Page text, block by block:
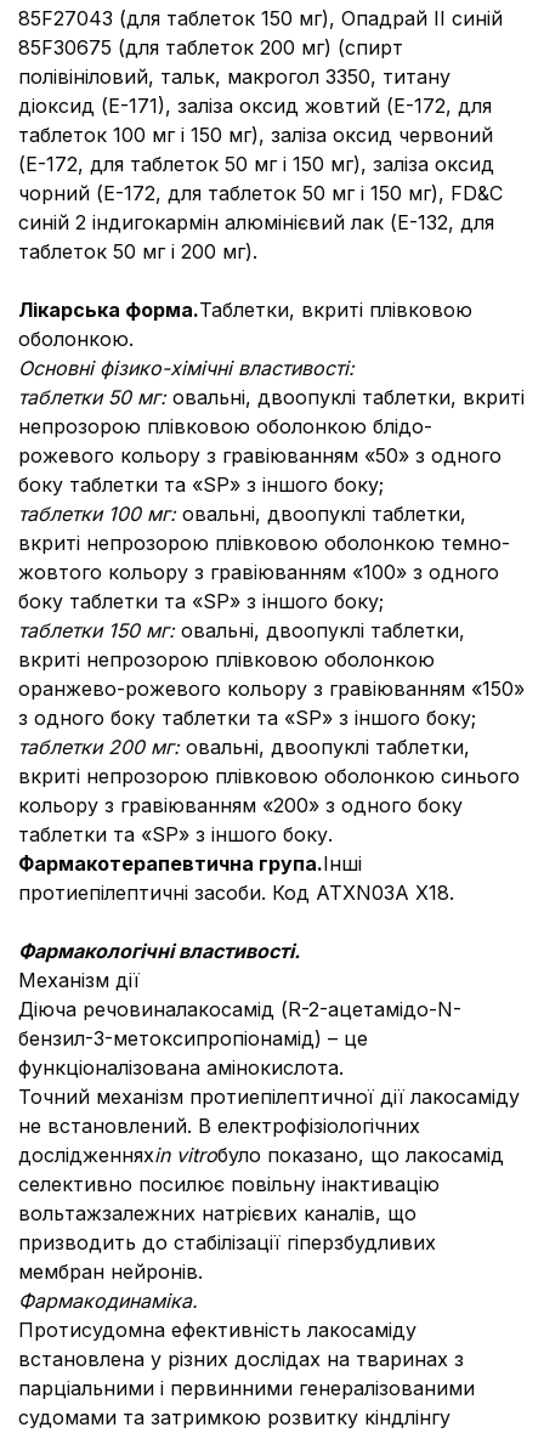
85F27043 (для таблеток 150 мг), Опадрай II синій
85F30675 (для таблеток 200 мг) (спирт
полівініловий, тальк, макрогол 3350, титану
діоксид (Е-171), заліза оксид жовтий (Е-172, для
таблеток 100 мг і 150 мг), заліза оксид червоний
(Е-172, для таблеток 50 мг і 150 мг), заліза оксид
чорний (Е-172, для таблеток 50 мг і 150 мг), FD&C
синій 2 індигокармін алюмінієвий лак (Е-132, для
таблеток 50 мг і 200 мг).
Лікарська форма.Таблетки, вкриті плівковою
оболонкою.
Основні фізико-хімічні властивості:
таблетки 50 мг:овальні, двоопуклі таблетки, вкриті
непрозорою плівковою оболонкою блідо-
рожевого кольору з гравіюванням «50» з одного
боку таблетки та «SP» з іншого боку;
таблетки 100 мг:овальні, двоопуклі таблетки,
вкриті непрозорою плівковою оболонкою темно-
жовтого кольору з гравіюванням «100» з одного
боку таблетки та «SP» з іншого боку;
таблетки 150 мг:овальні, двоопуклі таблетки,
вкриті непрозорою плівковою оболонкою
оранжево-рожевого кольору з гравіюванням «150»
з одного боку таблетки та «SP» з іншого боку;
таблетки 200 мг:овальні, двоопуклі таблетки,
вкриті непрозорою плівковою оболонкою синього
кольору з гравіюванням «200» з одного боку
таблетки та «SP» з іншого боку.
Фармакотерапевтична група.Інші
протиепілептичні засоби. Код АТХN03A X18.
Фармакологічні властивості.
Механізм дії
Діюча речовиналакосамід (R-2-ацетамідо-N-
бензил-3-метоксипропіонамід) – це
функціоналізована амінокислота.
Точний механізм протиепілептичної дії лакосаміду
не встановлений. В електрофізіологічних
дослідженняхin vitroбуло показано, що лакосамід
селективно посилює повільну інактивацію
вольтажзалежних натрієвих каналів, що
призводить до стабілізації гіперзбудливих
мембран нейронів.
Фармакодинаміка.
Протисудомна ефективність лакосаміду
встановлена у різних дослідах на тваринах з
парціальними і первинними генералізованими
судомами та затримкою розвитку кіндлінгу